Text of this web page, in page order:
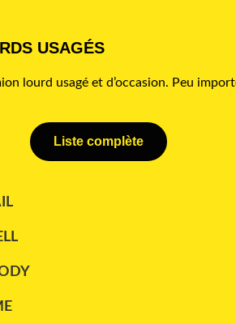
USAGÉS
lourd usagé et d’occasion. Peu
Liste complète